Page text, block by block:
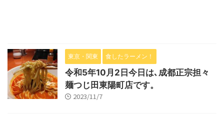
東京・関東 食したラーメン！
令和5年10月2日今日は､成都正宗担々
麺つじ田東陽町店です。
2023/11/7